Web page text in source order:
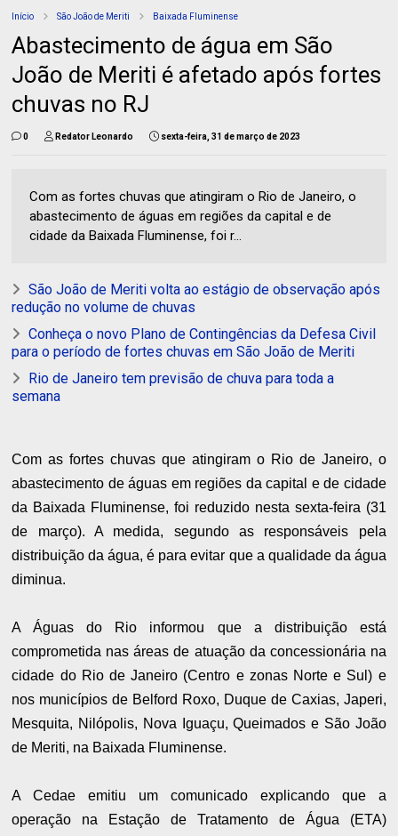
Início São João de Meriti Baixada Fluminense
Abastecimento de água em São
João de Meriti é afetado após fortes
chuvas no RJ
0 Redator Leonardo sexta-feira, 31 de março de 2023
Com as fortes chuvas que atingiram o Rio de Janeiro, o
abastecimento de águas em regiões da capital e de
cidade da Baixada Fluminense, foi r...
São João de Meriti volta ao estágio de observação após
redução no volume de chuvas
Conheça o novo Plano de Contingências da Defesa Civil
para o período de fortes chuvas em São João de Meriti
Rio de Janeiro tem previsão de chuva para toda a
semana
Com as fortes chuvas que atingiram o Rio de Janeiro, o
abastecimento de águas em regiões da capital e de cidade
da Baixada Fluminense, foi reduzido nesta sexta-feira (31
de março). A medida, segundo as responsáveis pela
distribuição da água, é para evitar que a qualidade da água
diminua.
A Águas do Rio informou que a distribuição está
comprometida nas áreas de atuação da concessionária na
cidade do Rio de Janeiro (Centro e zonas Norte e Sul) e
nos municípios de Belford Roxo, Duque de Caxias, Japeri,
Mesquita, Nilópolis, Nova Iguaçu, Queimados e São João
de Meriti, na Baixada Fluminense.
A Cedae emitiu um comunicado explicando que a
operação na Estação de Tratamento de Água (ETA)